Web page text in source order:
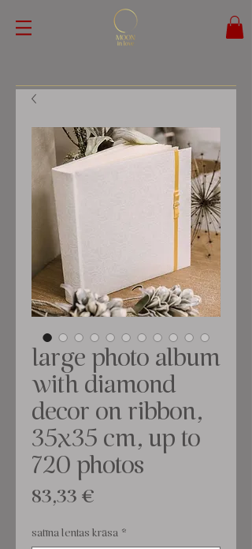
large photo album
with diamond
decor on ribbon,
35x35 cm, up to
720 photos
83,33 €
satīna lentas krāsa *